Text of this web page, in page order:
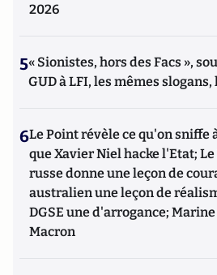
2026
5« Sionistes, hors des Facs »,
GUD à LFI, les mêmes
6Le Point révèle ce qu'on sniffe
que Xavier Niel hacke l'Etat;
russe donne une leçon de
australien une leçon de
DGSE une d'arrogance;
Macron